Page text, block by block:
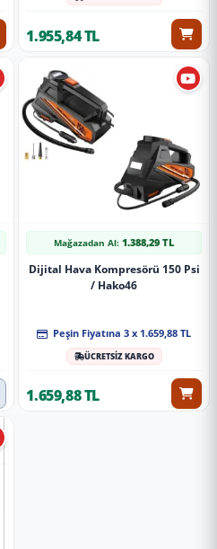
1.955,84 TL
Mağazadan Al:1.388,29 TL
Dijital Hava Kompresörü 150 Psi
/ Hako46
Peşin Fiyatına 3 x 1.659,88 TL
ÜCRETSİZ KARGO
1.659,88 TL